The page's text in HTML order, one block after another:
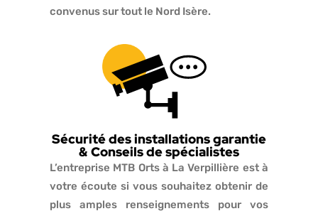
convenus sur tout le Nord Isère.
Sécurité des installations garantie
& Conseils de spécialistes
L’entreprise MTB Orts à La Verpillière est à
votre écoute si vous souhaitez obtenir de
plus amples renseignements pour vos